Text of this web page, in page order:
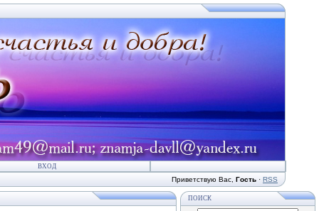
ВХОД
Приветствую Вас Гость · RSS
ПОИСК